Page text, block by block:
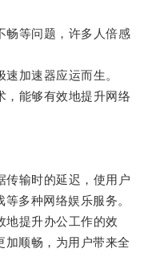
等问题，许多人倍感
加速器应运而生。
能够有效地提升网络
输时的延迟，使用户
多种网络娱乐服务。
提升办公工作的效
加顺畅，为用户带来全